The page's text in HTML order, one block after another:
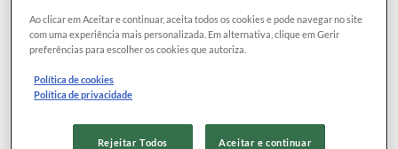
Escreva a sua reclamação e envie diretamente para a
empresa
Ao clicar em Aceitar e continuar, aceita todos os cookies e pode navegar no site
com uma experiência mais personalizada. Em alternativa, clique em Gerir
preferências para escolher os cookies que autoriza.
Política de cookies
Política de privacidade
Rejeitar Todos Aceitar e continuar